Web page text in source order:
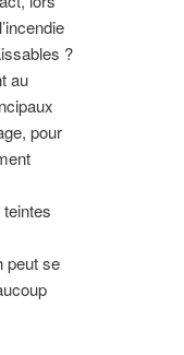
?
au
pour
peut se